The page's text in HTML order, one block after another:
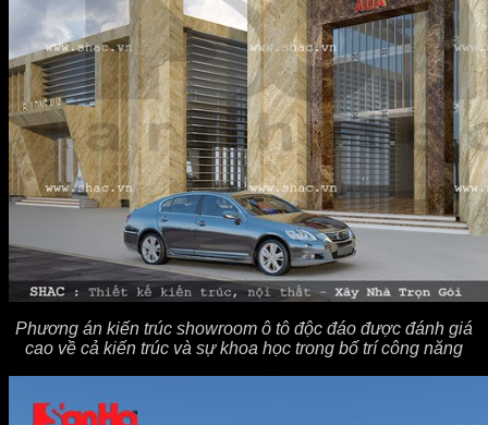
Phương án kiến trúc showroom ô tô độc đáo được đánh giá
cao về cả kiến trúc và sự khoa học trong bố trí công năng